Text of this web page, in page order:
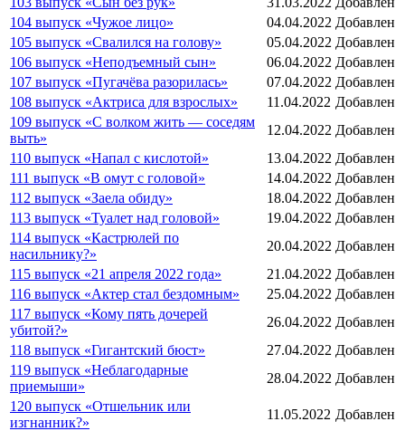
104 выпуск «Чужое лицо»
04.04.2022 Добавлен
105 выпуск «Свалился на голову»
05.04.2022 Добавлен
106 выпуск «Неподъемный сын»
06.04.2022 Добавлен
107 выпуск «Пугачёва разорилась»
07.04.2022 Добавлен
108 выпуск «Актриса для взрослых»
11.04.2022 Добавлен
109 выпуск «С волком жить — соседям
выть»
12.04.2022 Добавлен
110 выпуск «Напал с кислотой»
13.04.2022 Добавлен
111 выпуск «В омут с головой»
14.04.2022 Добавлен
112 выпуск «Заела обиду»
18.04.2022 Добавлен
113 выпуск «Туалет над головой»
19.04.2022 Добавлен
114 выпуск «Кастрюлей по
насильнику?»
20.04.2022 Добавлен
115 выпуск «21 апреля 2022 года»
21.04.2022 Добавлен
116 выпуск «Актер стал бездомным»
25.04.2022 Добавлен
117 выпуск «Кому пять дочерей
убитой?»
26.04.2022 Добавлен
118 выпуск «Гигантский бюст»
27.04.2022 Добавлен
119 выпуск «Неблагодарные
приемыши»
28.04.2022 Добавлен
120 выпуск «Отшельник или
изгнанник?»
11.05.2022 Добавлен